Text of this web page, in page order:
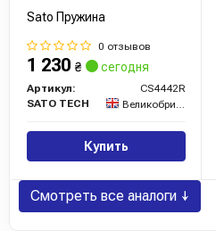
Sato Пружина
0 отзывов
1 230 ₴ сегодня
Артикул:
CS4442R
SATO TECH
Великобритания
Купить
Смотреть все аналоги ↓